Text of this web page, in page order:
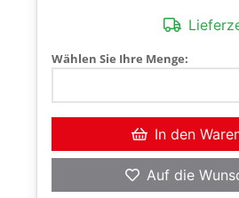
Wählen Sie Ihre Menge:
In den
Auf die